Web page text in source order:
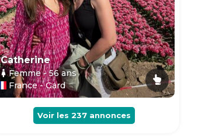
Catherine
Femme- 56ans
France - Gard
Voir les 237 annonces